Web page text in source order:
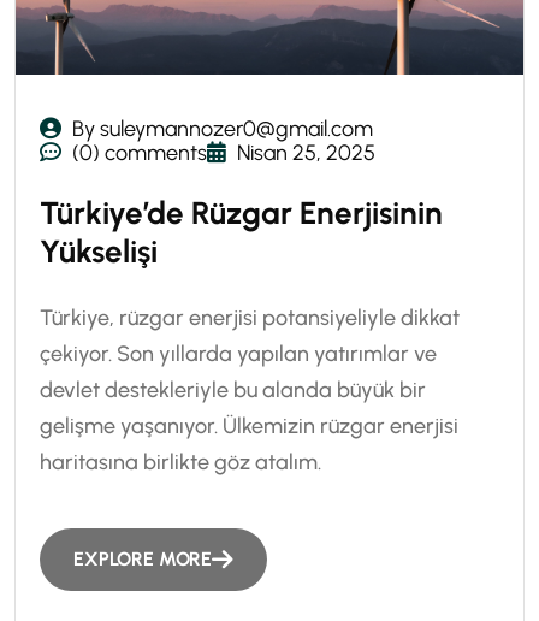
By suleymannozer0@gmail.com
(0) comments
Nisan 25, 2025
Türkiye’de Rüzgar Enerjisinin
Yükselişi
Türkiye, rüzgar enerjisi potansiyeliyle dikkat
çekiyor. Son yıllarda yapılan yatırımlar ve
devlet destekleriyle bu alanda büyük bir
gelişme yaşanıyor. Ülkemizin rüzgar enerjisi
haritasına birlikte göz atalım.
EXPLORE MORE